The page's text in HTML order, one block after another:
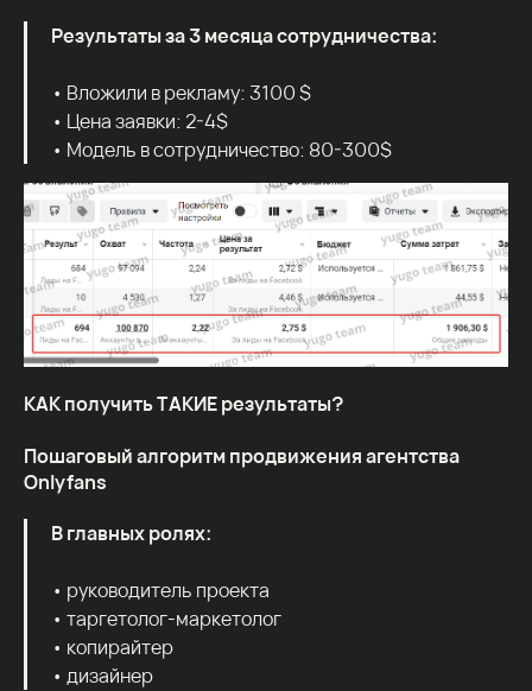
Результаты за 3 месяца сотрудничества:
• Вложили в рекламу: 3100 $
• Цена заявки: 2-4$
• Модель в сотрудничество: 80-300$
КАК получить ТАКИЕ результаты?
Пошаговый алгоритм продвижения агентства
Onlyfans
В главных ролях:
• руководитель проекта
• таргетолог-маркетолог
• копирайтер
• дизайнер